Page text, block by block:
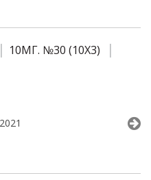
10МГ. №30 (10Х3)